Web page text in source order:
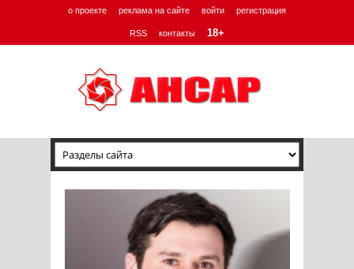
о проекте реклама на сайте войти регистрация
RSS контакты 18+